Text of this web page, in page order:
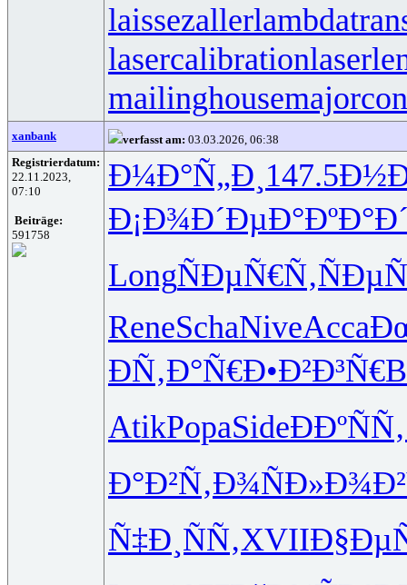
laissezaller
lasercalibration
mailinghouse
xanbank verfasst am: 03.03.2026, 06:38
Registrierdatum:
22.11.2023,
07:10
Beiträge:
591758
Ð¼Ð°Ñ„Ð¸ 147.5
Ð¡Ð¾Ð´Ðµ
LongÑÐµÑ€Ñ‚
ReneSchaNiveAcca
ÐÑ‚Ð°Ñ€Ð•Ð²Ð³Ñ€
AtikPopaSideÐ­ÐºÑÑ‚
Ð°Ð²Ñ‚Ð¾ÑÐ»Ð¾Ð²
Ñ‡Ð¸ÑÑ‚XVII